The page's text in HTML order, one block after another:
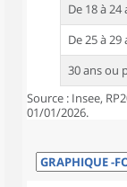
De 18 à 24
De 25 à 29
30 ans ou
Source : Insee,
01/01/2026.